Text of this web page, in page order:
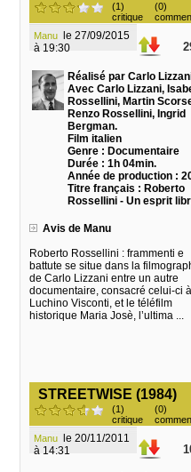
(1)
critique
(0)
Manu
à 19:30
Réalisé par Carlo
Avec Carlo Lizzani,
Rossellini, Martin
Renzo Rossellini, Ingrid
Bergman.
Film italien
Genre : Documentaire
Durée : 1h 04min.
Année de production :
Titre français : Roberto
Rossellini - Un esprit
Avis de Manu
Roberto Rossellini : frammenti e
battute se situe dans la
de Carlo Lizzani entre un autre
documentaire, consacré celui-ci à
Luchino Visconti, et le téléfilm
historique Maria Josè, l’ultima ...
STREETWISE (1984)
(1)
critique
(0)
Manu
à 14:31